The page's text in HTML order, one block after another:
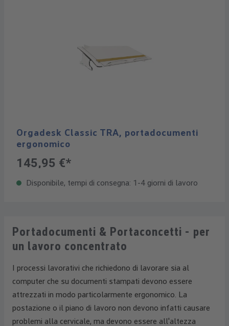
Orgadesk Classic TRA, portadocumenti
ergonomico
145,95 €*
Disponibile, tempi di consegna: 1-4 giorni di lavoro
Portadocumenti & Portaconcetti - per
un lavoro concentrato
I processi lavorativi che richiedono di lavorare sia al
computer che su documenti stampati devono essere
attrezzati in modo particolarmente ergonomico. La
postazione o il piano di lavoro non devono infatti causare
problemi alla cervicale, ma devono essere all'altezza